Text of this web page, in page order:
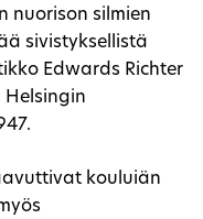
nuorison silmien
sivistyksellistä
Edwards Richter
Helsingin
kouluiän